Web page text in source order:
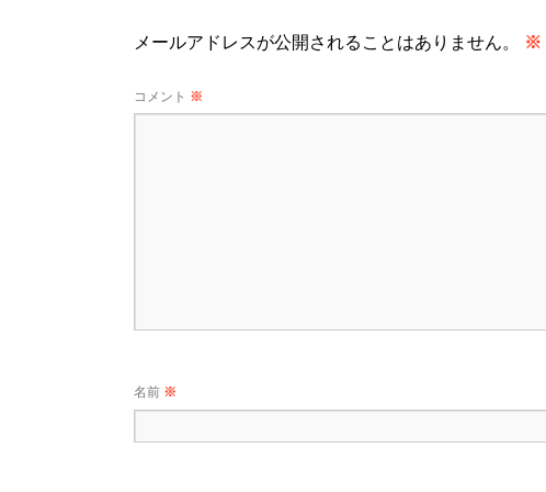
メールアドレスが公開されることはありません。 ※
コメント ※
名前 ※